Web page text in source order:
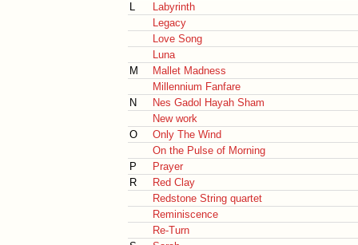
L
Labyrinth
Legacy
Love Song
Luna
M
Mallet Madness
Millennium Fanfare
N
Nes Gadol Hayah Sham
New work
O
Only The Wind
On the Pulse of Morning
P
Prayer
R
Red Clay
Redstone String quartet
Reminiscence
Re-Turn